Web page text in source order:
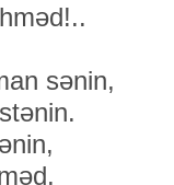
sənin,